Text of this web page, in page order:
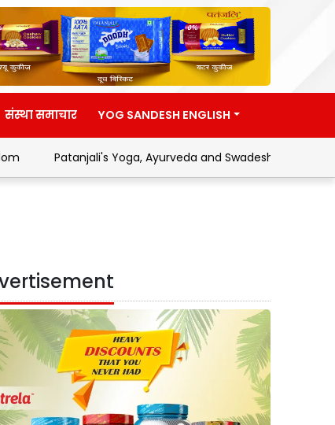
संस्था समाचार YOG SANDESH ENGLISH
Yoga, Ayurveda and Swadeshi Movement